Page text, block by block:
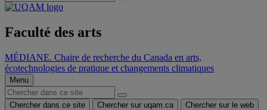
Faculté des arts
MÉDIANE. Chaire de recherche du Canada en arts,
écotechnologies de pratique et changements climatiques
Menu
Chercher dans ce site Chercher sur uqam.ca Chercher sur le web